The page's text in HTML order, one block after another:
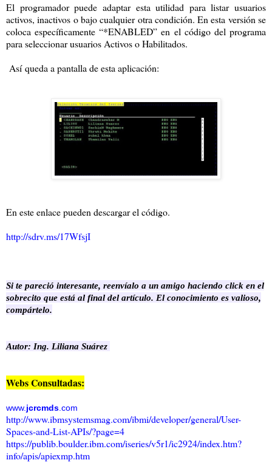
El programador puede adaptar esta utilidad para listar usuarios
activos, inactivos o bajo cualquier otra condición. En esta versión se
coloca específicamente “*ENABLED” en el código del programa
para seleccionar usuarios Activos o Habilitados.
Así queda a pantalla de esta aplicación:
En este enlace pueden descargar el código.
http://sdrv.ms/17WfsjI
Si te pareció interesante, reenvíalo a un amigo haciendo click en el
sobrecito que está al final del artículo. El conocimiento es valioso,
compártelo.
Autor: Ing. Liliana Suárez
Webs Consultadas:
www. jcrcmds .com
http://www.ibmsystemsmag.com/ibmi/developer/general/User-
Spaces-and-List-APIs/?page=4
https://publib.boulder.ibm.com/iseries/v5r1/ic2924/index.htm?
info/apis/apiexmp.htm